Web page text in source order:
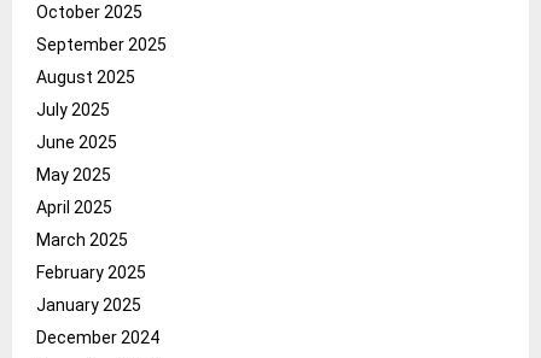
October 2025
September 2025
August 2025
July 2025
June 2025
May 2025
April 2025
March 2025
February 2025
January 2025
December 2024